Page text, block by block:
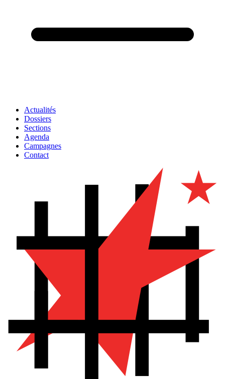
Actualités
Dossiers
Sections
Agenda
Campagnes
Contact